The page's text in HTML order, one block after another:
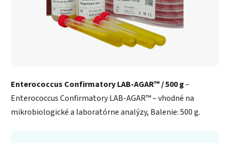
Enterococcus Confirmatory LAB-AGAR™ / 500 g–
Enterococcus Confirmatory LAB-AGAR™ – vhodné na
mikrobiologické a laboratórne analýzy, Balenie: 500 g.